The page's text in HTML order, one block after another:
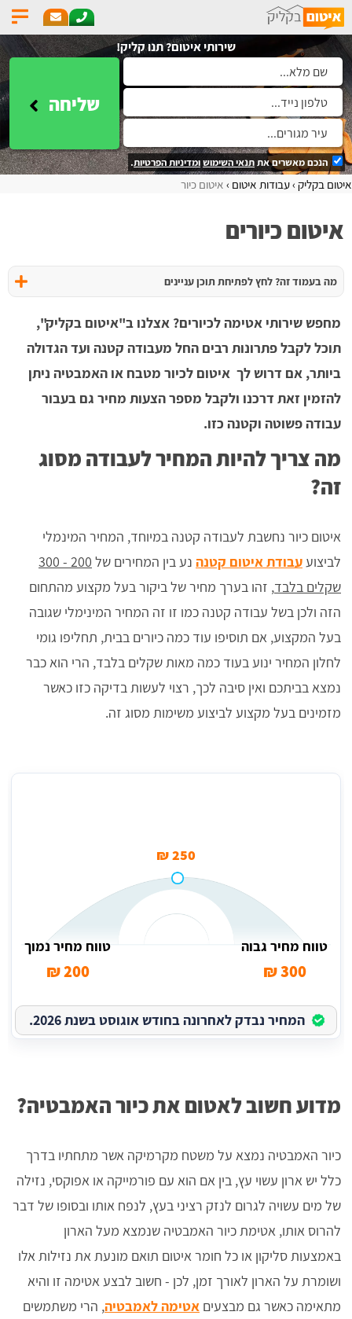
שירותי איטום? תנו קליק!
שליחה
הנכם מאשרים אתתנאי השימושומדיניות הפרטיות.
איטום בקליק עבודות איטום איטום כיור
איטום כיורים
מה בעמוד זה? לחץ לפתיחת תוכן עניינים
מחפש שירותי אטימה לכיורים? אצלנו ב"איטום בקליק",
תוכל לקבל פתרונות רבים החל מעבודה קטנה ועד הגדולה
ביותר, אם דרוש לך איטום לכיור מטבח או האמבטיה ניתן
להזמין זאת דרכנו ולקבל מספר הצעות מחיר גם בעבור
עבודה פשוטה וקטנה כזו.
מה צריך להיות המחיר לעבודה מסוג
זה?
איטום כיור נחשבת לעבודה קטנה במיוחד, המחיר המינמלי
לביצועעבודת איטום קטנה נע בין המחירים של
200 - 300
שקלים בלבד, זהו בערך מחיר של ביקור בעל מקצוע מהתחום
הזה ולכן בשל עבודה קטנה כמו זו זה המחיר המינימלי שגובה
בעל המקצוע, אם תוסיפו עוד כמה כיורים בבית, תחליפו גומי
לחלון המחיר ינוע בעוד כמה מאות שקלים בלבד, הרי הוא כבר
נמצא בביתכם ואין סיבה לכך, רצוי לעשות בדיקה כזו כאשר
מזמינים בעל מקצוע לביצוע משימות מסוג זה.
250 ₪
טווח מחיר גבוה
300 ₪
טווח מחיר נמוך
200 ₪
המחיר נבדק לאחרונה בחודש אוגוסט בשנת 2026.
מדוע חשוב לאטום את כיור האמבטיה?
כיור האמבטיה נמצא על משטח מקרמיקה אשר מתחתיו בדרך
כלל יש ארון עשוי עץ, בין אם הוא עם פורמייקה או אפוקסי, נזילה
של מים עשויה לגרום לנזק רציני בעץ, לנפח אותו ובסופו של דבר
להרוס אותו, אטימת כיור האמבטיה שנמצא מעל הארון
באמצעות סליקון או כל חומר איטום תואם מונעת את נזילות אלו
ושומרת על הארון לאורך זמן, לכן - חשוב לבצע אטימה זו והיא
מתאימה כאשר גם מבצעים אטימה לאמבטיה, הרי משתמשים